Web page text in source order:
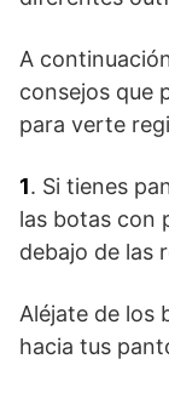
A
consejos que
para verte
1. Si tienes
las botas con
debajo de las
Aléjate de los
hacia tus